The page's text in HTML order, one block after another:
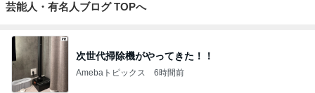
芸能人・有名人ブログ TOPへ
次世代掃除機がやってきた！！
Amebaトピックス 6時間前